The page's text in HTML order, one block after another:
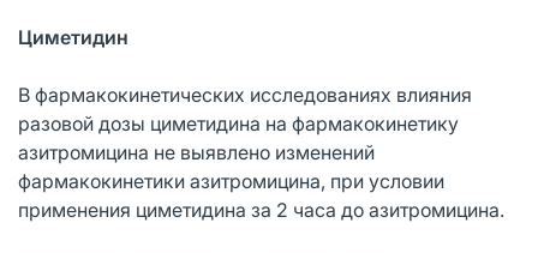
Циметидин
В фармакокинетических исследованиях влияния
разовой дозы циметидина на фармакокинетику
азитромицина не выявлено изменений
фармакокинетики азитромицина, при условии
применения циметидина за 2 часа до азитромицина.